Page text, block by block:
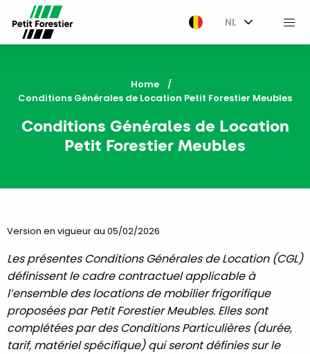
NL
Home
Current:
Conditions Générales de Location Petit Forestier Meubles
Conditions Générales de Location
Petit Forestier Meubles
Version en vigueur au 05/02/2026
Les présentes Conditions Générales de Location (CGL)
définissent le cadre contractuel applicable à
l’ensemble des locations de mobilier frigorifique
proposées par Petit Forestier Meubles. Elles sont
complétées par des Conditions Particulières (durée,
tarif, matériel spécifique) qui seront définies sur le